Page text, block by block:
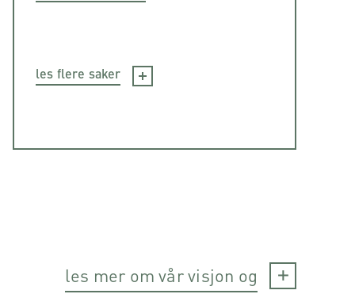
les flere saker
les mer om vår visjon og